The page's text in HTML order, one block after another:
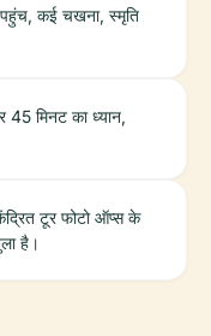
पहुंच, कई चखना, स्मृति
45 मिनट का ध्यान,
टूर फोटो ऑप्स के
है।